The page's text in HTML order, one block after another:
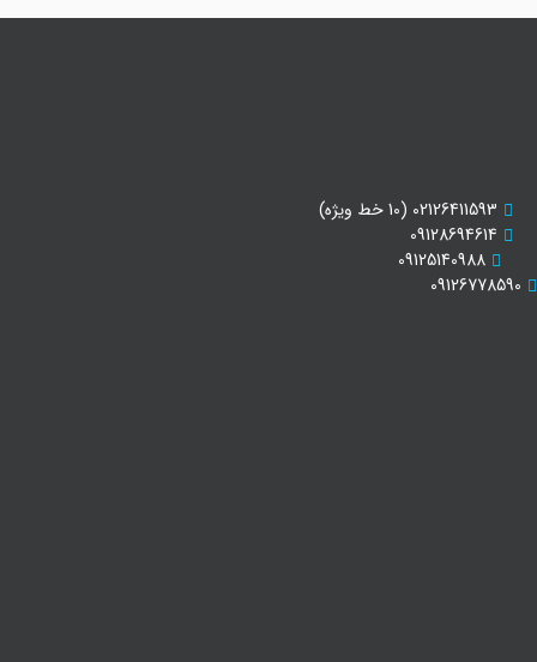
02126411593 (10 خط ویژه)
09128694614
09125140988
09126778590